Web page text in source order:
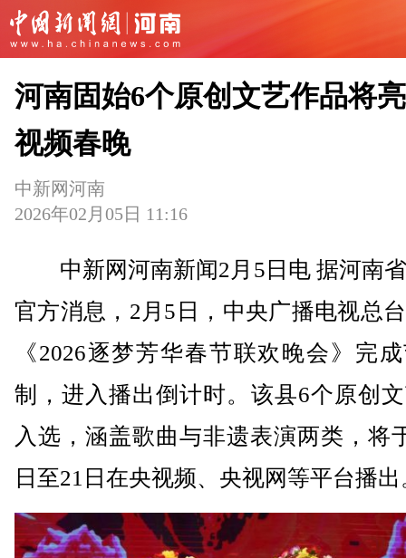
河南固始6个原创文艺作品将
视频春晚
中新网河南
2026年02月05日 11:16
中新网河南新闻2月5日电 据河南
官方消息，2月5日，中央广播电视总
《2026逐梦芳华春节联欢晚会》完
制，进入播出倒计时。该县6个原创
入选，涵盖歌曲与非遗表演两类，将
日至21日在央视频、央视网等平台播出